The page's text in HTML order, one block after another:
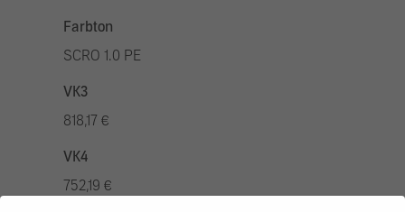
Farbton
SCRO 1.0 PE
VK3
818,17 €
VK4
752,19 €